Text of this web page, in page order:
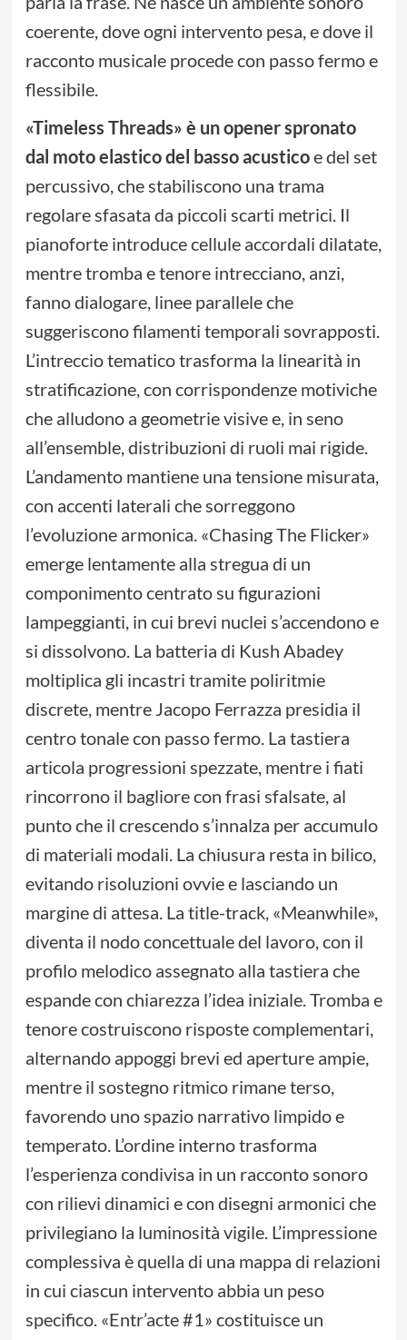
coerente, dove ogni intervento pesa, e dove il
racconto musicale procede con passo fermo e
flessibile.
«Timeless Threads» è un opener spronato
dal moto elastico del basso acusticoe del set
percussivo, che stabiliscono una trama
regolare sfasata da piccoli scarti metrici. Il
pianoforte introduce cellule accordali dilatate,
mentre tromba e tenore intrecciano, anzi,
fanno dialogare, linee parallele che
suggeriscono filamenti temporali sovrapposti.
L’intreccio tematico trasforma la linearità in
stratificazione, con corrispondenze motiviche
che alludono a geometrie visive e, in seno
all’ensemble, distribuzioni di ruoli mai rigide.
L’andamento mantiene una tensione misurata,
con accenti laterali che sorreggono
l’evoluzione armonica. «Chasing The Flicker»
emerge lentamente alla stregua di un
componimento centrato su figurazioni
lampeggianti, in cui brevi nuclei s’accendono e
si dissolvono. La batteria di Kush Abadey
moltiplica gli incastri tramite poliritmie
discrete, mentre Jacopo Ferrazza presidia il
centro tonale con passo fermo. La tastiera
articola progressioni spezzate, mentre i fiati
rincorrono il bagliore con frasi sfalsate, al
punto che il crescendo s’innalza per accumulo
di materiali modali. La chiusura resta in bilico,
evitando risoluzioni ovvie e lasciando un
margine di attesa. La title-track, «Meanwhile»,
diventa il nodo concettuale del lavoro, con il
profilo melodico assegnato alla tastiera che
espande con chiarezza l’idea iniziale. Tromba e
tenore costruiscono risposte complementari,
alternando appoggi brevi ed aperture ampie,
mentre il sostegno ritmico rimane terso,
favorendo uno spazio narrativo limpido e
temperato. L’ordine interno trasforma
l’esperienza condivisa in un racconto sonoro
con rilievi dinamici e con disegni armonici che
privilegiano la luminosità vigile. L’impressione
complessiva è quella di una mappa di relazioni
in cui ciascun intervento abbia un peso
specifico. «Entr’acte #1» costituisce un